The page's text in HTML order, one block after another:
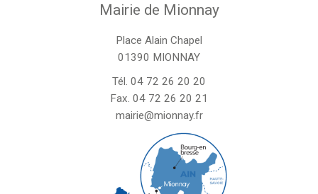
Mairie de Mionnay
Place Alain Chapel
01390 MIONNAY
Tél. 04 72 26 20 20
Fax. 04 72 26 20 21
mairie@mionnay.fr